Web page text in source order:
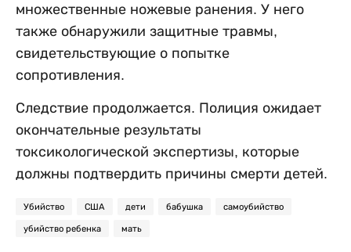
множественные ножевые ранения. У него
также обнаружили защитные травмы,
свидетельствующие о попытке
сопротивления.
Следствие продолжается. Полиция ожидает
окончательные результаты
токсикологической экспертизы, которые
должны подтвердить причины смерти детей.
Убийство США дети бабушка самоубийство
убийство ребенка мать